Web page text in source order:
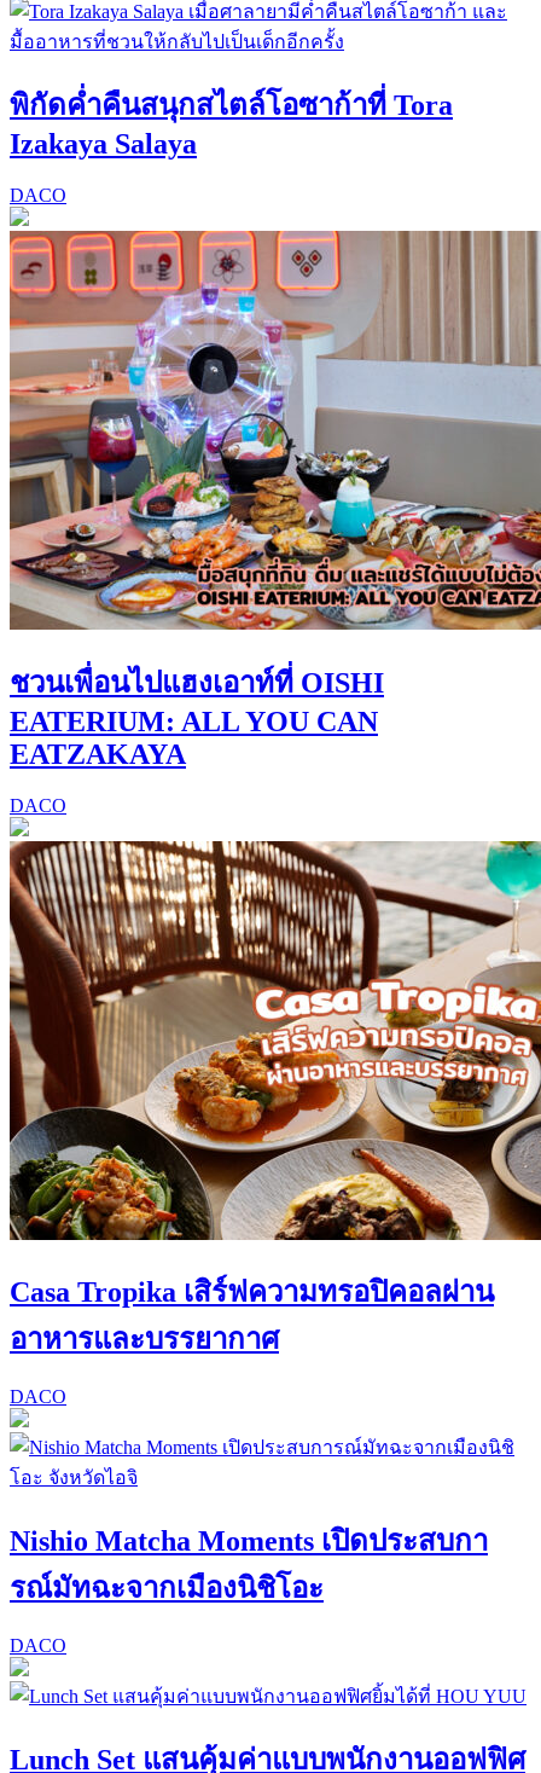
พิกัดค่ำคืนสนุกสไตล์โอซาก้าที่ Tora
Izakaya Salaya
DACO
ชวนเพื่อนไปแฮงเอาท์ที่ OISHI
EATERIUM: ALL YOU CAN
EATZAKAYA
DACO
Casa Tropika เสิร์ฟความทรอปิคอลผ่าน
อาหารและบรรยากาศ
DACO
Nishio Matcha Moments เปิดประสบกา
รณ์มัทฉะจากเมืองนิชิโอะ
DACO
Lunch Set แสนคุ้มค่าแบบพนักงานออฟฟิศ